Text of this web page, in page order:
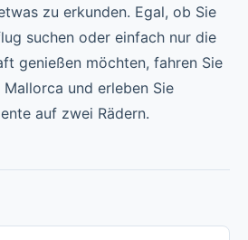
zu erkunden. Egal, ob Sie
suchen oder einfach nur die
genießen möchten, fahren Sie
und erleben Sie
auf zwei Rädern.